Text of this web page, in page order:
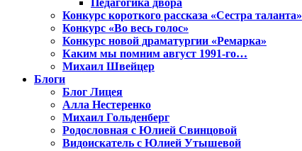
Конкурс короткого рассказа «Сестра таланта»
Конкурс «Во весь голос»
Конкурс новой драматургии «Ремарка»
Каким мы помним август 1991-го…
Михаил Швейцер
Блоги
Блог Лицея
Алла Нестеренко
Михаил Гольденберг
Родословная с Юлией Свинцовой
Видоискатель с Юлией Утышевой